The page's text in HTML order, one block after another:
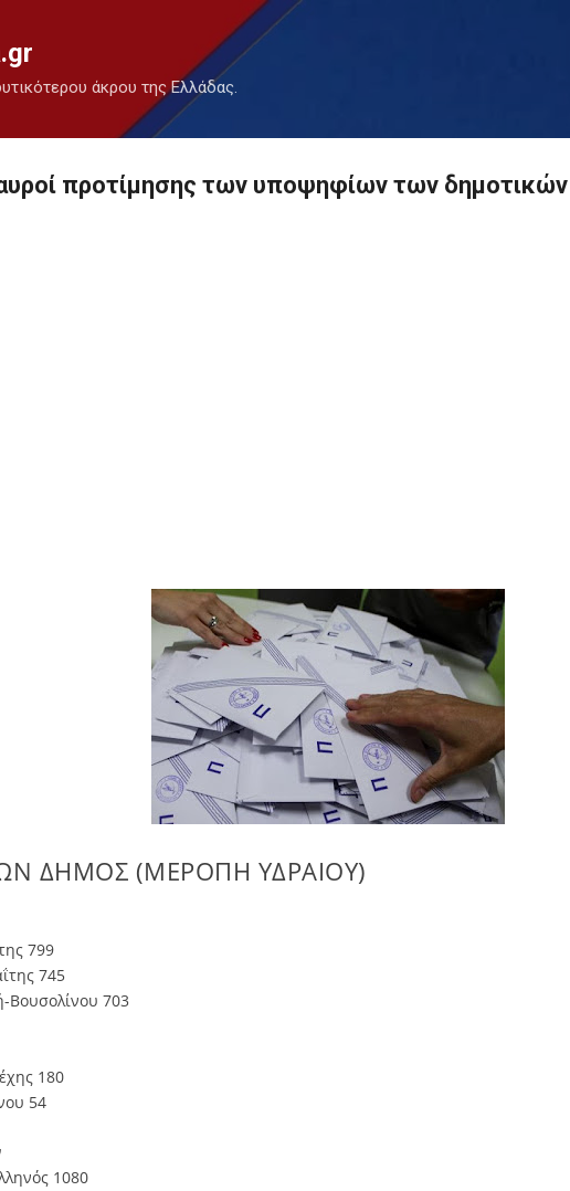
Μετάβαση στο κύριο περιεχόμενο
άκρου της Ελλάδας.
προτίμησης των υποψηφίων των
ΔΗΜΟΣ (ΜΕΡΟΠΗ ΥΔΡΑΙΟΥ)
799
745
Βουσολίνου 703
180
54
1080